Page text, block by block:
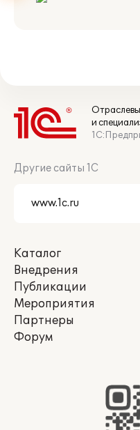
и
Другие сайты 1С
Каталог
Внедрения
Публикации
Мероприятия
Партнеры
Форум